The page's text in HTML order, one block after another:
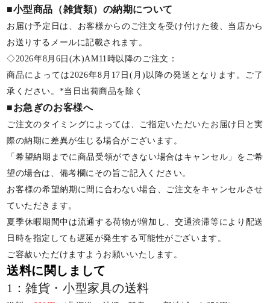
■小型商品（雑貨類）の納期について
お届け予定日は、お客様からのご注文を受け付けた後、当店から
お送りするメールに記載されます。
◇2026年8月6日(木)AM11時以降のご注文：
商品によっては2026年8月17日(月)以降の発送となります。ご了
承ください。*当日出荷商品を除く
■お急ぎのお客様へ
ご注文のタイミングによっては、ご指定いただいたお届け日と実
際の納期に差異が生じる場合がございます。
「希望納期までに商品受領ができない場合はキャンセル」をご希
望の場合は、備考欄にその旨ご記入ください。
お客様の希望納期に間に合わない場合、ご注文をキャンセルさせ
ていただきます。
夏季休暇期間中は流通する荷物が増加し、交通渋滞等により配送
日時を指定しても遅延が発生する可能性がございます。
ご容赦いただけますようお願いいたします。
送料に関しまして
1：雑貨・小型家具の送料